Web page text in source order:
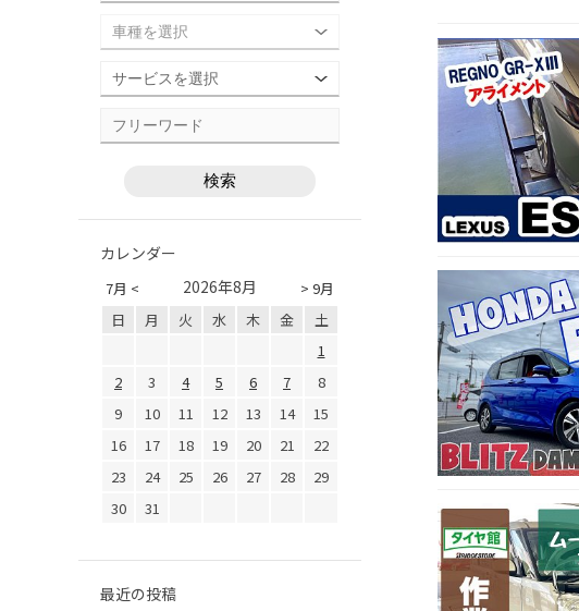
カレンダー
7月 < > 9月
2026年8月
日 月 火 水 木 金
土
1
2
3 4 5 6 7
8
9
10 11 12 13 14
15
16
17 18 19 20 21
22
23
24 25 26 27 28
29
30
31
最近の投稿